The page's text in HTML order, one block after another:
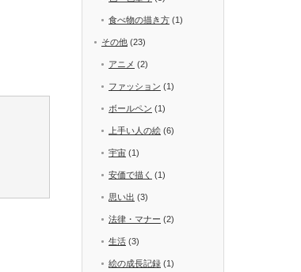
食べ物の描き方 (1)
その他 (23)
アニメ (2)
ファッション (1)
ボールペン (1)
上手い人の絵 (6)
宇宙 (1)
安価で描く (1)
思い出 (3)
法律・マナー (2)
生活 (3)
絵の成長記録 (1)